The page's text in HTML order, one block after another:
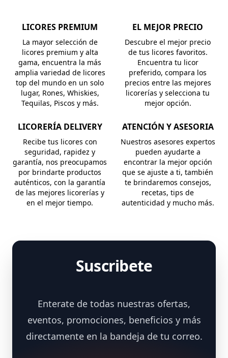
LICORES PREMIUM
La mayor selección de
licores premium y alta
gama, encuentra la más
amplia variedad de licores
top del mundo en un solo
lugar, Rones, Whiskies,
Tequilas, Piscos y más.
EL MEJOR PRECIO
Descubre el mejor precio
de tus licores favoritos.
Encuentra tu licor
preferido, compara los
precios entre las mejores
licorerías y selecciona tu
mejor opción.
LICORERÍA DELIVERY
Recibe tus licores con
seguridad, rapidez y
garantía, nos preocupamos
por brindarte productos
auténticos, con la garantía
de las mejores licorerías y
en el mejor tiempo.
ATENCIÓN Y ASESORIA
Nuestros asesores expertos
pueden ayudarte a
encontrar la mejor opción
que se ajuste a ti, también
te brindaremos consejos,
recetas, tips de
autenticidad y mucho más.
Suscribete
Enterate de todas nuestras ofertas,
eventos, promociones, beneficios y más
directamente en la bandeja de tu correo.